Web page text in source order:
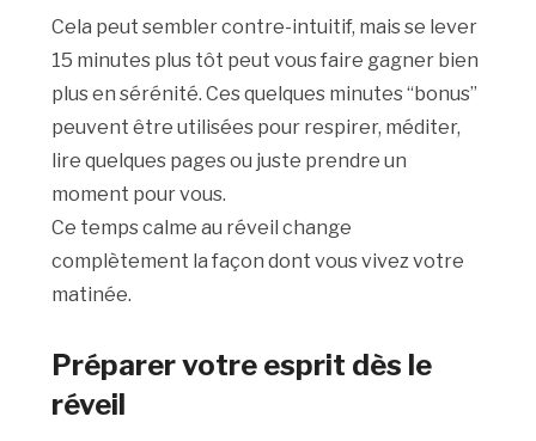
Cela peut sembler contre-intuitif, mais se lever
15 minutes plus tôt peut vous faire gagner bien
plus en sérénité. Ces quelques minutes “bonus”
peuvent être utilisées pour respirer, méditer,
lire quelques pages ou juste prendre un
moment pour vous.
Ce temps calme au réveil change
complètement la façon dont vous vivez votre
matinée.
Préparer votre esprit dès le
réveil